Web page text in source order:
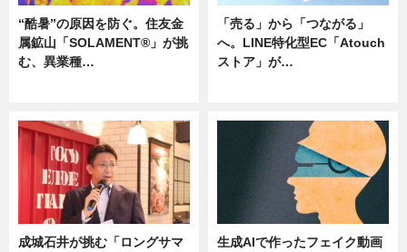
“酷暑”の原因を防ぐ。住友金
属鉱山「SOLAMENT®」が挑
む、異業種…
「売る」から「つながる」
へ。LINE特化型EC「Atouch
ストア」が…
成城石井が挑む「ロングサマ
生成AIで作ったフェイク動画